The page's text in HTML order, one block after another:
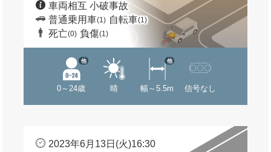
車両相互 小破事故
普通乗用車(1) 自転車(1)
死亡(0) 負傷(1)
0～24歳
他
晴 幅～5.5m
他
信号なし
2023年6月13日(火)16:30